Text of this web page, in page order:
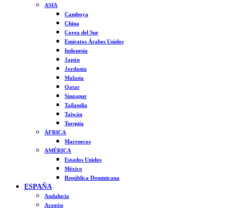
ASIA
Camboya
China
Corea del Sur
Emiratos Árabes Unidos
Indonesia
Japón
Jordania
Malasia
Qatar
Singapur
Tailandia
Taiwán
Turquía
ÁFRICA
Marruecos
AMÉRICA
Estados Unidos
México
República Dominicana
ESPAÑA
Andalucía
Aragón